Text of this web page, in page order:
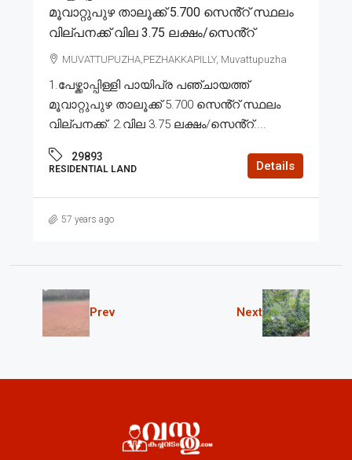
മൂവാറ്റുപുഴ താലൂക്ക് 5.700 സെൻ്റ് സ്ഥലം
വില്പനക്ക് വില 3.75 ലക്ഷം/സെൻ്റ്
MUVATTUPUZHA,PEZHAKKAPILLY, Muvattupuzha
1.പേഴ്ക്കാപ്പിള്ളി പായിപ്ര പഞ്ചായത്ത്
മൂവാറ്റുപുഴ താലൂക്ക് 5.700 സെൻ്റ് സ്ഥലം
വില്പനക്ക്. 2.വില 3.75 ലക്ഷം/സെൻ്റ്....
29893
RESIDENTIAL LAND Details
57 years ago
Prev Next